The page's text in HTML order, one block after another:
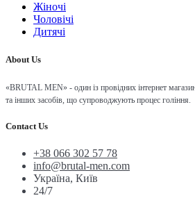
Жіночі
Чоловічі
Дитячі
About Us
«BRUTAL MEN» - один із провідних інтернет
та інших засобів, що супроводжують процес гоління.
Contact Us
+38 066 302 57 78
info@brutal-men.com
Україна, Київ
24/7